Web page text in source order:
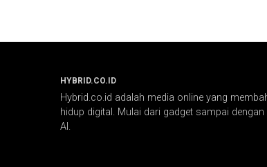
HYBRID.CO.ID
Hybrid.co.id adalah media online yang
hidup digital. Mulai dari gadget sampai
AI.